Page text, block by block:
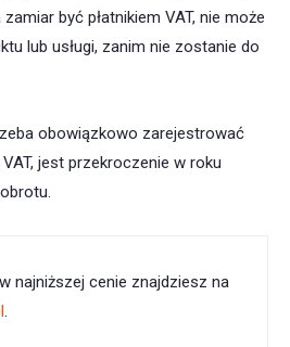
być płatnikiem VAT, nie może
lub usługi, zanim nie zostanie do
obowiązkowo zarejestrować
jest przekroczenie w roku
najniższej cenie znajdziesz na
.